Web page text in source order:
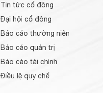
Tin tức cổ đông
Đại hội cổ đông
Báo cáo thường niên
Báo cáo quản trị
Báo cáo tài chính
Điều lệ quy chế